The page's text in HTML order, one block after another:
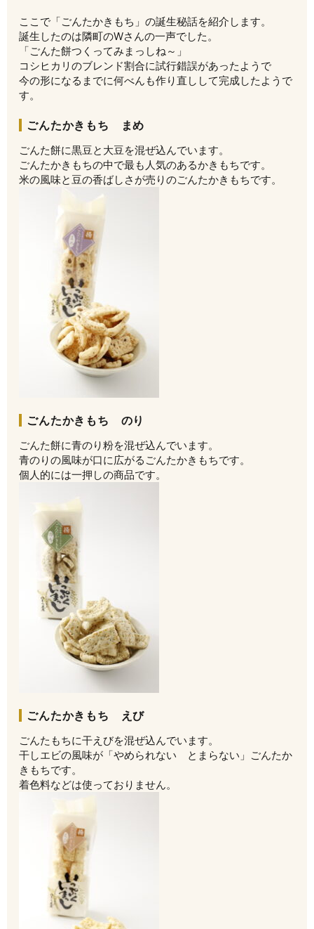
ここで「ごんたかきもち」の誕生秘話を紹介します。
誕生したのは隣町のWさんの一声でした。
「ごんた餅つくってみまっしね～」
コシヒカリのブレンド割合に試行錯誤があったようで
今の形になるまでに何べんも作り直しして完成したようで
す。
ごんたかきもち まめ
ごんた餅に黒豆と大豆を混ぜ込んでいます。
ごんたかきもちの中で最も人気のあるかきもちです。
米の風味と豆の香ばしさが売りのごんたかきもちです。
ごんたかきもち のり
ごんた餅に青のり粉を混ぜ込んでいます。
青のりの風味が口に広がるごんたかきもちです。
個人的には一押しの商品です。
ごんたかきもち えび
ごんたもちに干えびを混ぜ込んでいます。
干しエビの風味が「やめられない とまらない」ごんたか
きもちです。
着色料などは使っておりません。